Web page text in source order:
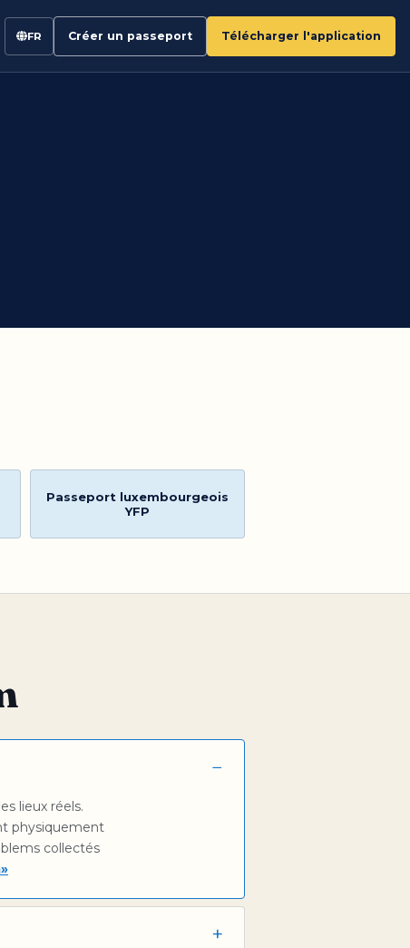
FR Créer un passeport Télécharger l'application
Passeport luxembourgeois
YFP
−
lieux réels.
physiquement
collectés
+